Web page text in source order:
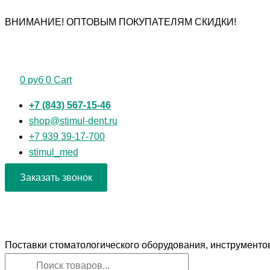
кВНИМАНИЕ! ОПТОВЫМ ПОКУПАТЕЛЯМ СКИДКИ!
0 руб 0 Cart
+7 (843) 567-15-46
shop@stimul-dent.ru
+7 939 39-17-700
stimul_med
Заказать звонок
Поставки стоматологического оборудования,
товаров
товаров
товара
Конус
заостренный
806.204.166.534.016
углового
наконечника